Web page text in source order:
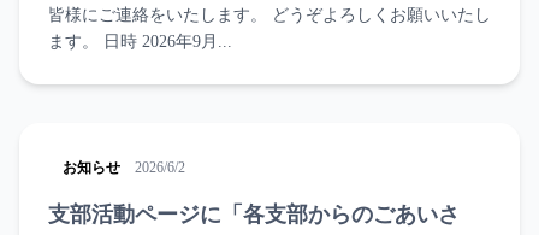
皆様にご連絡をいたします。 どうぞよろしくお願いいたし
ます。 日時 2026年9月...
お知らせ 2026/6/2
支部活動ページに「各支部からのごあいさ